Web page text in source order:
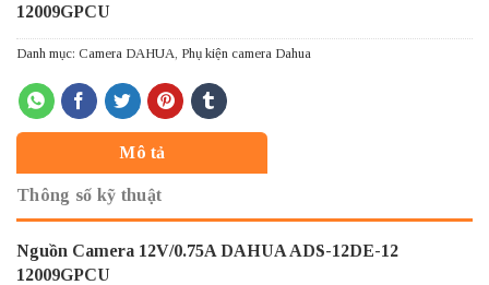
12009GPCU
Danh mục: Camera DAHUA, Phụ kiện camera Dahua
Mô tả
Thông số kỹ thuật
Nguồn Camera 12V/0.75A DAHUA ADS-12DE-12
12009GPCU